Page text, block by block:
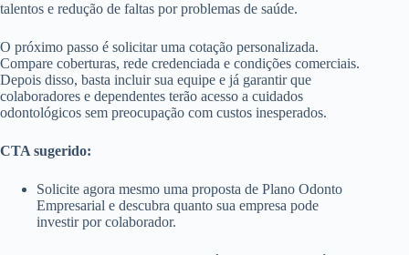
talentos e redução de faltas por problemas de saúde.
O próximo passo é solicitar uma cotação personalizada.
Compare coberturas, rede credenciada e condições comerciais.
Depois disso, basta incluir sua equipe e já garantir que
colaboradores e dependentes terão acesso a cuidados
odontológicos sem preocupação com custos inesperados.
CTA sugerido:
Solicite agora mesmo uma proposta de Plano Odonto
Empresarial e descubra quanto sua empresa pode
investir por colaborador.